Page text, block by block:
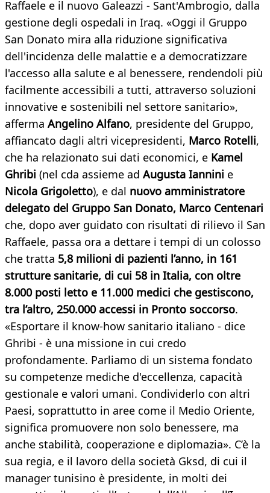
Raffaele e il nuovo Galeazzi - Sant'Ambrogio, dalla
gestione degli ospedali in Iraq. «Oggi il Gruppo
San Donato mira alla riduzione significativa
dell'incidenza delle malattie e a democratizzare
l'accesso alla salute e al benessere, rendendoli più
facilmente accessibili a tutti, attraverso soluzioni
innovative e sostenibili nel settore sanitario»,
afferma Angelino Alfano, presidente del Gruppo,
affiancato dagli altri vicepresidenti, Marco Rotelli,
che ha relazionato sui dati economici, e Kamel
Ghribi (nel cda assieme ad Augusta Iannini e
Nicola Grigoletto), e dal nuovo amministratore
delegato del Gruppo San Donato, Marco Centenari
che, dopo aver guidato con risultati di rilievo il San
Raffaele, passa ora a dettare i tempi di un colosso
che tratta 5,8 milioni di pazienti l’anno, in 161
strutture sanitarie, di cui 58 in Italia, con oltre
8.000 posti letto e 11.000 medici che gestiscono,
tra l’altro, 250.000 accessi in Pronto soccorso.
«Esportare il know-how sanitario italiano - dice
Ghribi - è una missione in cui credo
profondamente. Parliamo di un sistema fondato
su competenze mediche d'eccellenza, capacità
gestionale e valori umani. Condividerlo con altri
Paesi, soprattutto in aree come il Medio Oriente,
significa promuovere non solo benessere, ma
anche stabilità, cooperazione e diplomazia». C’è la
sua regia, e il lavoro della società Gksd, di cui il
manager tunisino è presidente, in molti dei